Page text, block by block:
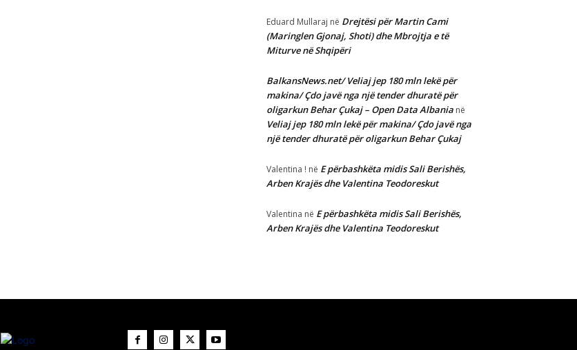
Eduard Mullaraj në Drejtësi për Martin Cami
(Maringlen Gjonaj, Shoti) dhe Mbrojtja e të
Miturve në Shqipëri
BalkansNews.net/ Veliaj jep 180 mln lekë për
makina/ Çdo javë nga një tender dhuratë për
oligarkun Behar Çukaj – Open Data Albania në
Veliaj jep 180 mln lekë për makina/ Çdo javë nga
një tender dhuratë për oligarkun Behar Çukaj
Valentina ! në E përbashkëta midis Sali Berishës,
Arben Krajës dhe Valentina Teodoreskut
Valentina në E përbashkëta midis Sali Berishës,
Arben Krajës dhe Valentina Teodoreskut